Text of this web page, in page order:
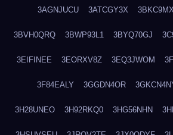
3AGNJUCU 3ATCGY3X
3BVH0QRQ 3BWP93L1 3BYQ70GJ
3EIFINEE 3EORXV8Z 3EQ3JWOM
3F84EALY 3GGDN4OR
3H28UNEO 3H92RKQ0 3HG56NHN